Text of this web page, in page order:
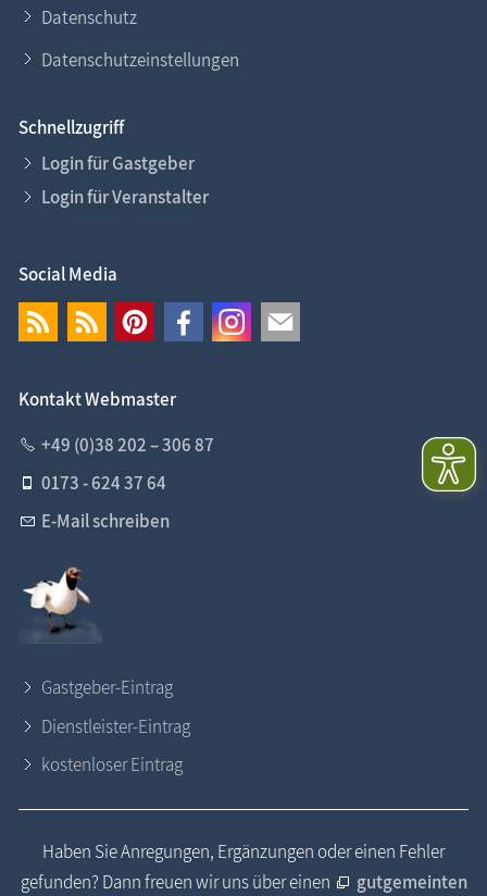
Datenschutz
Datenschutzeinstellungen
Schnellzugriff
Login für Gastgeber
Login für Veranstalter
Social Media
Kontakt Webmaster
+49 (0)38 202 – 306 87
0173 - 624 37 64
E-Mail schreiben
Gastgeber-Eintrag
Dienstleister-Eintrag
kostenloser Eintrag
Haben Sie Anregungen, Ergänzungen oder einen Fehler
gefunden? Dann freuen wir uns über einen
gutgemeinten